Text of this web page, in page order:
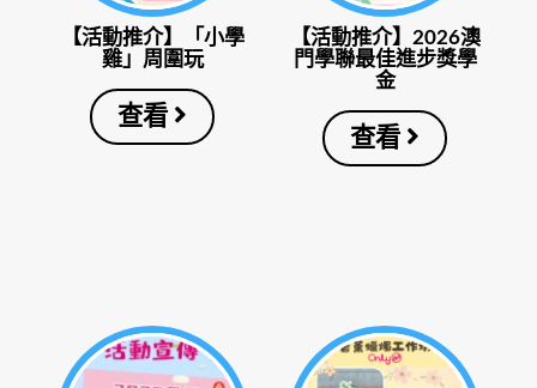
【活動推介】「小學
雞」周圍玩
查看
【活動推介】2026澳
門學聯最佳進步獎學
金
查看